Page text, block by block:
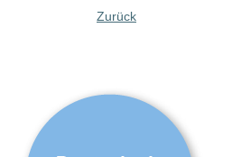
Zurück